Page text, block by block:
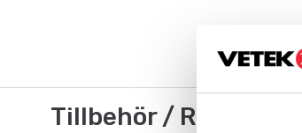
Tillbehör /